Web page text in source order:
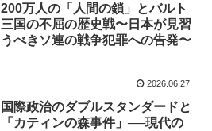
200万人の「人間の鎖」とバルト
三国の不屈の歴史戦〜日本が見習
うべきソ連の戦争犯罪への告発〜
2026.06.27
国際政治のダブルスタンダードと
「カティンの森事件」──現代の